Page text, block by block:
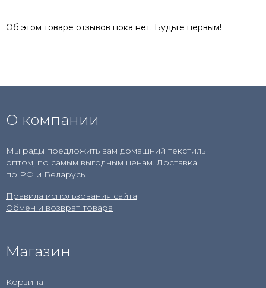
Об этом товаре отзывов пока нет. Будьте первым!
О компании
Мы рады предложить вам домашний текстиль
оптом, по самым выгодным ценам. Доставка
по РФ и Беларусь.
Правила использования сайта
Обмен и возврат товара
Магазин
Корзина